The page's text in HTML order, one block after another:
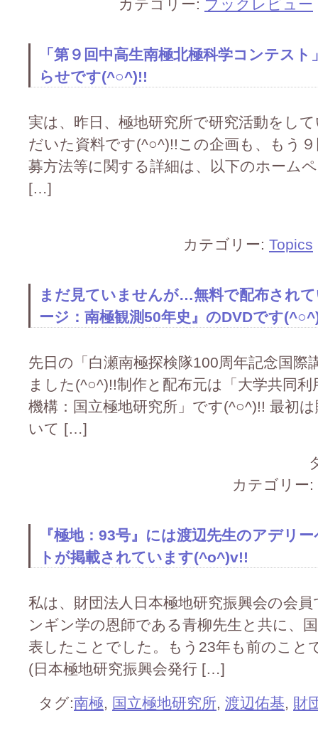
カテゴリー: ブックレビュー
「第９回中高生南極北極科学コンテス
らせです(^○^)!!
実は、昨日、極地研究所で研究活動をし
だいた資料です(^○^)!!この企画も、もう
募方法等に関する詳細は、以下のホーム
[…]
カテゴリー: Topics
まだ見ていませんが…無料で配布され
ージ：南極観測50年史』のDVDです
先日の「白瀬南極探検隊100周年記念国
ました(^○^)!!制作と配布元は「大学共同
機構：国立極地研究所」です(^○^)!! 最初
いて […]
カテゴリー:
『極地：93号』には渡辺先生のアデリ
トが掲載されています(^o^)v!!
私は、財団法人日本極地研究振興会の会
ンギン学の恩師である青柳先生と共に、
表したことでした。もう23年も前のこと
(日本極地研究振興会発行 […]
タグ:南極, 国立極地研究所, 渡辺佑基, 財